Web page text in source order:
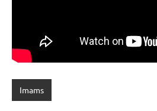
Imams